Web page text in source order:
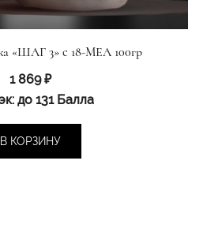
«ШАГ 3» с 18-МЕА 100гр
1 869₽
до 131 Балла
В КОРЗИНУ